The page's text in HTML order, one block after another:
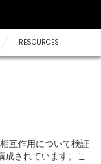
RESOURCES
互作用について検証
成されています。こ